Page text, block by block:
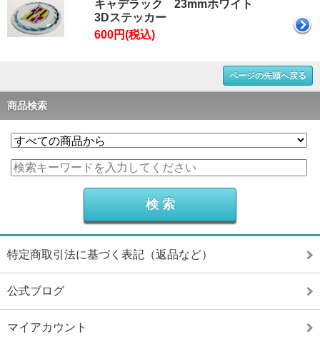
キャデラック 23mmホワイト
3Dステッカー
600円(税込)
ページの先頭へ戻る
商品検索
特定商取引法に基づく表記（返品など）
公式ブログ
マイアカウント